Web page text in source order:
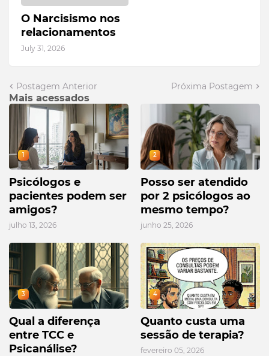
O Narcisismo nos
relacionamentos
July 31, 2026
Postagem Anterior Próxima Postagem
Mais acessados
1
Psicólogos e
pacientes podem ser
amigos?
julho 13, 2026
2
Posso ser atendido
por 2 psicólogos ao
mesmo tempo?
junho 25, 2026
3
Qual a diferença
entre TCC e
Psicanálise?
4
Quanto custa uma
sessão de terapia?
fevereiro 05, 2026